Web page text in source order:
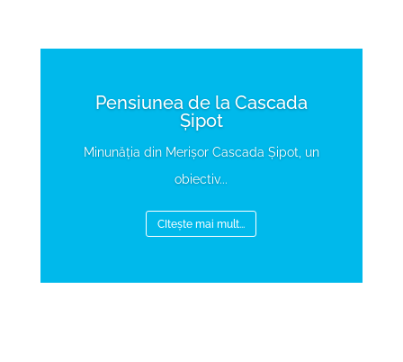
Pensiunea de la Cascada
Șipot
Minunăția din Merișor Cascada Șipot, un
obiectiv...
CItește mai mult...